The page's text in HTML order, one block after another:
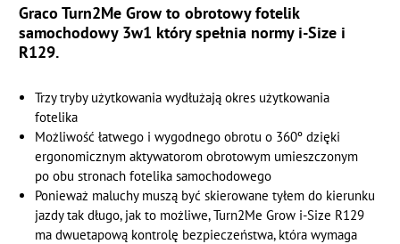
Graco Turn2Me Grow to obrotowy fotelik
samochodowy 3w1 który spełnia normy i-Size i
R129.
Trzy tryby użytkowania wydłużają okres użytkowania
fotelika
Możliwość łatwego i wygodnego obrotu o 360º dzięki
ergonomicznym aktywatorom obrotowym umieszczonym
po obu stronach fotelika samochodowego
Ponieważ maluchy muszą być skierowane tyłem do kierunku
jazdy tak długo, jak to możliwe, Turn2Me Grow i-Size R129
ma dwuetapową kontrolę bezpieczeństwa, która wymaga